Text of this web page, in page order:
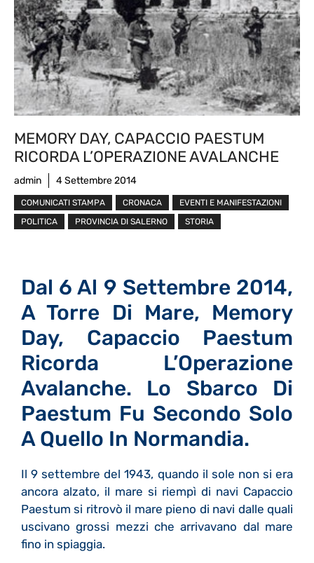
MEMORY DAY, CAPACCIO PAESTUM
RICORDA L’OPERAZIONE AVALANCHE
admin 4 Settembre 2014
COMUNICATI STAMPA CRONACA
EVENTI E MANIFESTAZIONI
POLITICA
PROVINCIA DI SALERNO STORIA
Dal 6 Al 9 Settembre 2014,
A Torre Di Mare, Memory
Day, Capaccio Paestum
Ricorda L’Operazione
Avalanche. Lo Sbarco Di
Paestum Fu Secondo Solo
A Quello In Normandia.
Il 9 settembre del 1943, quando il sole non si era
ancora alzato, il mare si riempì di navi Capaccio
Paestum si ritrovò il mare pieno di navi dalle quali
uscivano grossi mezzi che arrivavano dal mare
fino in spiaggia.